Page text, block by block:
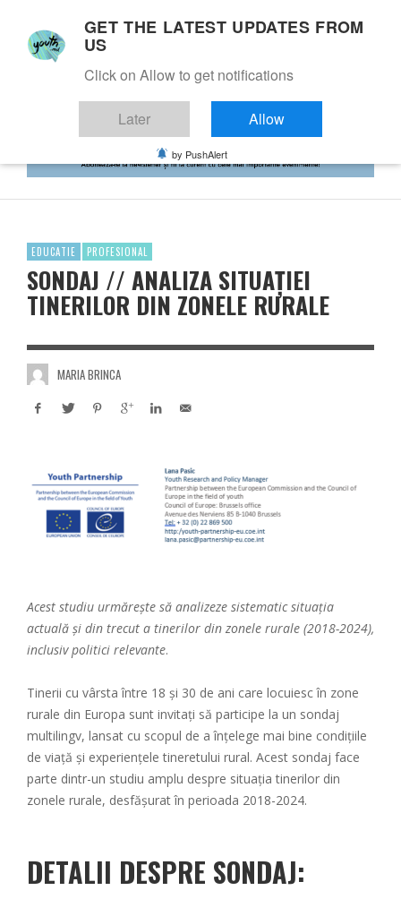
EDUCATIE PROFESIONAL
SONDAJ // ANALIZA SITUAȚIEI
TINERILOR DIN ZONELE RURALE
MARIA BRINCA
Acest studiu urmărește să analizeze sistematic situația
actuală și din trecut a tinerilor din zonele rurale (2018-2024),
inclusiv politici relevante.
Tinerii cu vârsta între 18 și 30 de ani care locuiesc în zone
rurale din Europa sunt invitați să participe la un sondaj
multilingv, lansat cu scopul de a înțelege mai bine condițiile
de viață și experiențele tineretului rural. Acest sondaj face
parte dintr-un studiu amplu despre situația tinerilor din
zonele rurale, desfășurat în perioada 2018-2024.
DETALII DESPRE SONDAJ:
GET THE LATEST UPDATES FROM
US
Click on Allow to get notifications
Later Allow
by PushAlert